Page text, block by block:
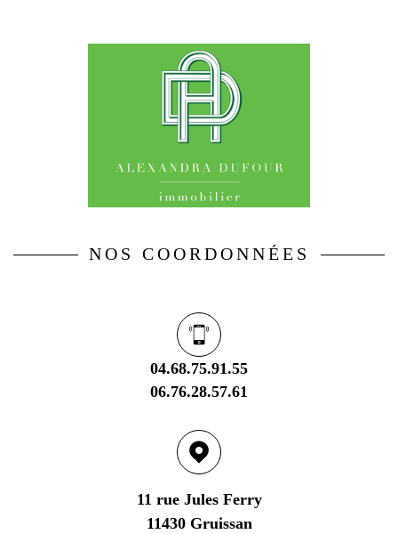
NOS COORDONNÉES
04.68.75.91.55
06.76.28.57.61
11 rue Jules Ferry
11430 Gruissan